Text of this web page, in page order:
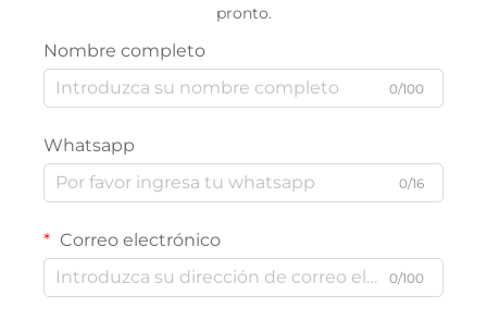
pronto.
Nombre completo
0/100
Whatsapp
0/16
Correo electrónico
0/100